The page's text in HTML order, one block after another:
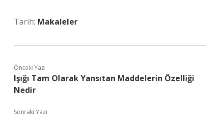
Tarih: Makaleler
Önceki Yazı
Işığı Tam Olarak Yansıtan Maddelerin Özelliği
Nedir
Sonraki Yazı